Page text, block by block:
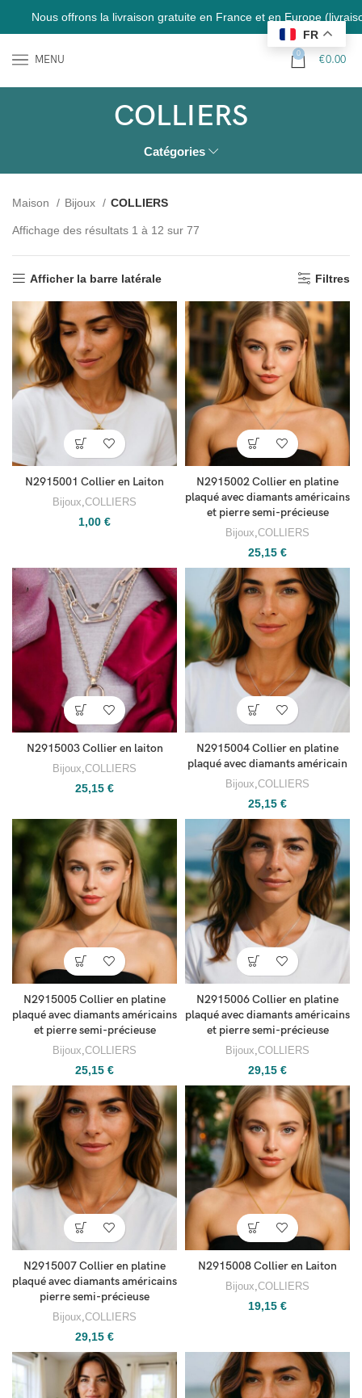
la livraison gratuite en France et en Europe (livraison
MENU 0 €0.00
COLLIERS
Catégories
Maison Bijoux COLLIERS
Affichage des résultats 1 à 12 sur 77
Afficher la barre latérale Filtres
N2915001 Collier en Laiton
Bijoux COLLIERS
1,00 €
N2915002 Collier en platine
plaqué avec diamants américains
et pierre semi-précieuse
Bijoux COLLIERS
25,15 €
N2915003 Collier en laiton
Bijoux COLLIERS
25,15 €
N2915004 Collier en platine
plaqué avec diamants américain
Bijoux COLLIERS
25,15 €
N2915005 Collier en platine
plaqué avec diamants américains
et pierre semi-précieuse
Bijoux COLLIERS
25,15 €
N2915006 Collier en platine
plaqué avec diamants américains
et pierre semi-précieuse
Bijoux COLLIERS
29,15 €
N2915007 Collier en platine
plaqué avec diamants américains
pierre semi-précieuse
Bijoux COLLIERS
29,15 €
N2915008 Collier en Laiton
Bijoux COLLIERS
19,15 €
FR